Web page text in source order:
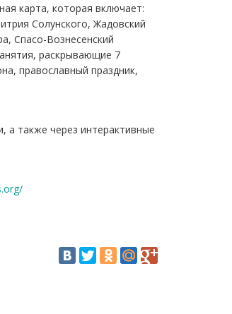
карта, которая включает:
Солунского, Жадовский
Спасо-Вознесенский
раскрывающие 7
православный праздник,
а также через интерактивные